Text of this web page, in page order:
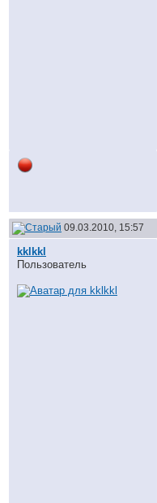
09.03.2010, 15:57
kklkkl
Пользователь